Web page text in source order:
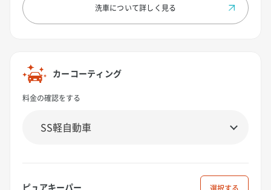
洗車について詳しく見る
カーコーティング
料金の確認をする
ピュアキーパー